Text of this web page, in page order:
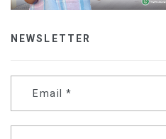
NEWSLETTER
Email *